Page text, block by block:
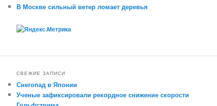
В Москве сильный ветер ломает деревья
СВЕЖИЕ ЗАПИСИ
Снегопад в Японии
Ученые зафиксировали рекордное снижение скорости